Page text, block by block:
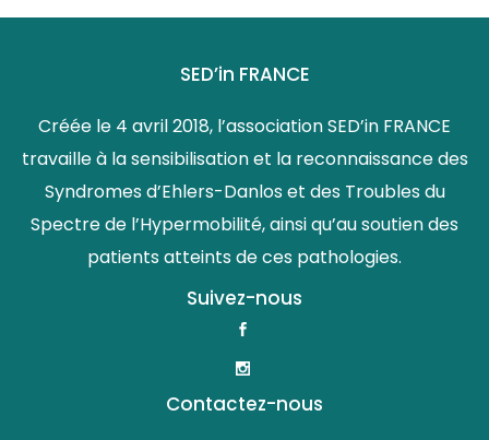
SED’in FRANCE
Créée le 4 avril 2018, l’association SED’in FRANCE
travaille à la sensibilisation et la reconnaissance des
Syndromes d’Ehlers-Danlos et des Troubles du
Spectre de l’Hypermobilité, ainsi qu’au soutien des
patients atteints de ces pathologies.
Suivez-nous
Contactez-nous